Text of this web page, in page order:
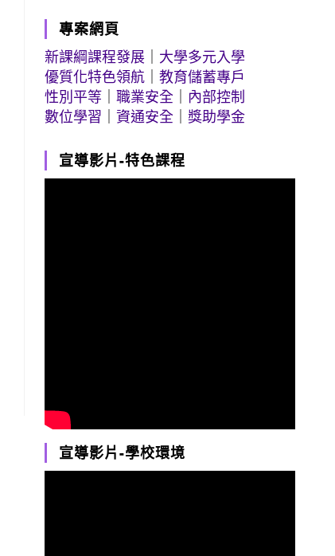
專案網頁
新課綱課程發展
大學多元入學
優質化特色領航 ｜教育儲蓄專戶
性別平等 ｜職業安全
內部控制
數位學習 ｜資通安全 ｜獎助學金
宣導影片-特色課程
宣導影片-學校環境